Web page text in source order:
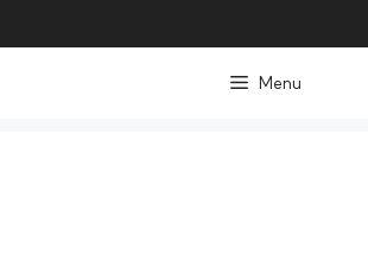
Menu